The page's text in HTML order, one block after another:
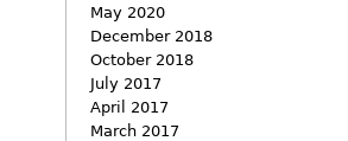
May 2020
December 2018
October 2018
July 2017
April 2017
March 2017